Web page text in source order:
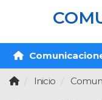
Inicio